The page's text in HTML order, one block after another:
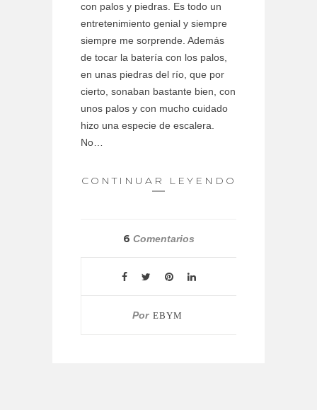
con palos y piedras. Es todo un
entretenimiento genial y siempre
siempre me sorprende. Además
de tocar la batería con los palos,
en unas piedras del río, que por
cierto, sonaban bastante bien, con
unos palos y con mucho cuidado
hizo una especie de escalera.
No…
CONTINUAR LEYENDO
6 Comentarios
Por EBYM